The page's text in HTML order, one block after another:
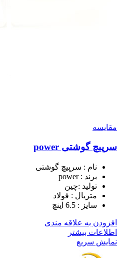
مقايسه
سرپیچ گوشتی power
نام : سرپیچ گوشتی
برند : power
تولید :‌چین
متریال : فولاد
سایز : 6.5 اینچ
افزودن به علاقه مندی
اطلاعات بیشتر
نمایش سریع